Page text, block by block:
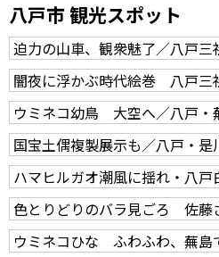
八戸市 観光スポット
迫力の山車、観衆魅了／八戸三
闇夜に浮かぶ時代絵巻 八戸三
ウミネコ幼鳥 大空へ／八戸・
国宝土偶複製展示も／八戸・
ハマヒルガオ潮風に揺れ・八戸
色とりどりのバラ見ごろ 佐藤
ウミネコひな ふわふわ、蕪島